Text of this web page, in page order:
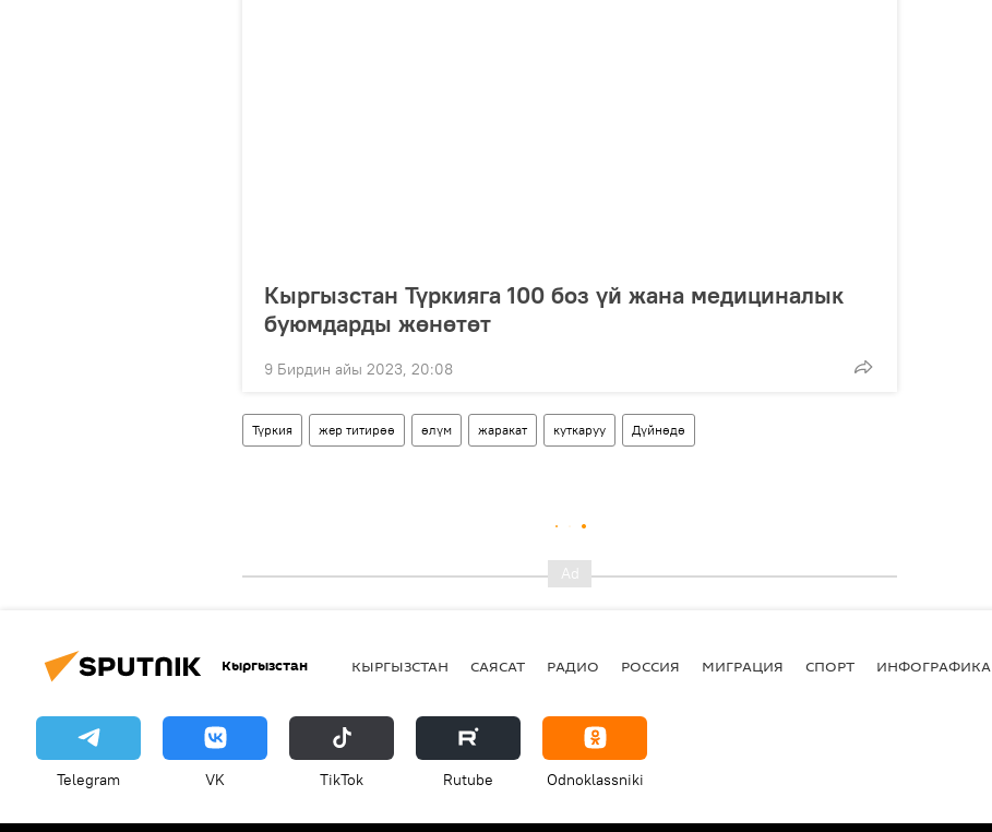
Кыргызстан Түркияга 100 боз үй жана медициналык
буюмдарды жөнөтөт
9 Бирдин айы 2023, 20:08
Түркия жер титирөө өлүм жаракат куткаруу Дүйнөдө
Кыргызстан КЫРГЫЗСТАН САЯСАТ РАДИО РОССИЯ МИГРАЦИЯ СПОРТ ИНФОГРАФИКА
Telegram VK ТikТоk Rutube Odnoklassniki